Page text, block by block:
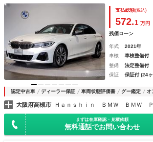
アップディスプレイ・ジェスチャーコントロ
レザーシート・地デジ・シートヒーター・
ジ・全周囲カメラ
支払総額(税込)
572.1 万円
残価ローン
年式 2021年
車検
車検整備付
整備
法定整備付
保証
保証付 (24
認定中古車 ディーラー保証 車両状態評価書 グー鑑定 オ
大阪府高槻市
まずは在庫確認・見積依頼
無料通話でお問い合わせ